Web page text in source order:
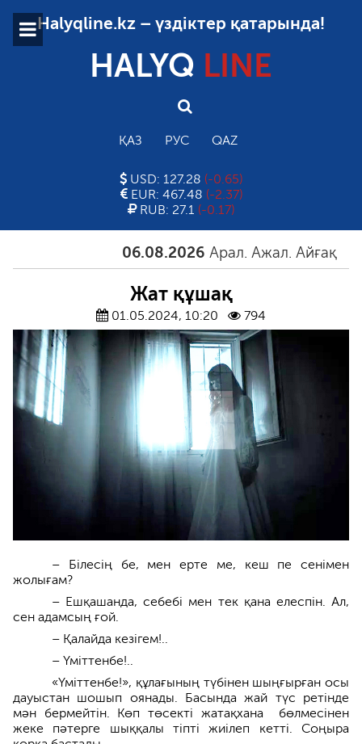
Halyqline.kz – үздіктер қатарында!
HALYQ LINE
ҚАЗ РУС QAZ
USD: 127.28 (-0.65)
EUR: 467.48 (-2.37)
RUB: 27.1 (-0.17)
06.08.2026 Арал. Ажал. Айғақ
Жат құшақ
01.05.2024, 10:20 794
– Білесің бе, мен ерте ме, кеш пе сенімен
жолығам?
– Ешқашанда, себебі мен тек қана елеспін. Ал,
сен адамсың ғой.
– Қалайда кезігем!..
– Үміттенбе!..
«Үміттенбе!», құлағының түбінен шыңғырған осы
дауыстан шошып оянады. Басында жай түс ретінде
мән бермейтін. Көп төсекті жатақ­хана бөлмесінен
жеке пәтерге шыққалы тіпті жиілеп кетті. Соңыра